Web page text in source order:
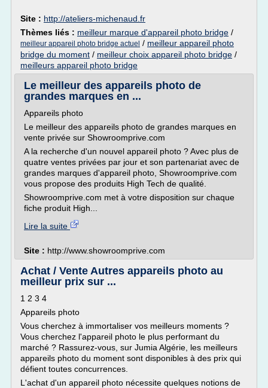
Site : http://ateliers-michenaud.fr
Thèmes liés : meilleur marque d'appareil photo bridge /
meilleur appareil photo bridge actuel / meilleur appareil photo
bridge du moment / meilleur choix appareil photo bridge /
meilleurs appareil photo bridge
Le meilleur des appareils photo de
grandes marques en ...
Appareils photo
Le meilleur des appareils photo de grandes marques en
vente privée sur Showroomprive.com
A la recherche d'un nouvel appareil photo ? Avec plus de
quatre ventes privées par jour et son partenariat avec de
grandes marques d'appareil photo, Showroomprive.com
vous propose des produits High Tech de qualité.
Showroomprive.com met à votre disposition sur chaque
fiche produit High...
Lire la suite
Site : http://www.showroomprive.com
Achat / Vente Autres appareils photo au
meilleur prix sur ...
1 2 3 4
Appareils photo
Vous cherchez à immortaliser vos meilleurs moments ?
Vous cherchez l'appareil photo le plus performant du
marché ? Rassurez-vous, sur Jumia Algérie, les meilleurs
appareils photo du moment sont disponibles à des prix qui
défient toutes concurrences.
L'achat d'un appareil photo nécessite quelques notions de